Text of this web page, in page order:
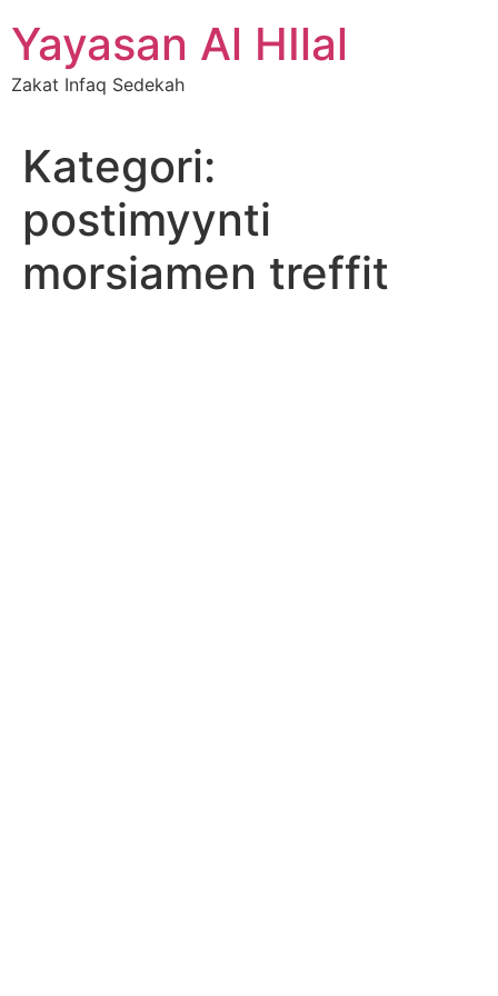
to
content
Yayasan Al HIlal
Zakat Infaq Sedekah
Kategori:
postimyynti
morsiamen treffit